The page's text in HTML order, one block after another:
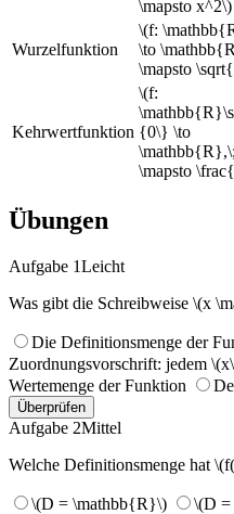
\mapsto x^2\)
Wurzelfunktion
\(f:
\to
\mapsto
Kehrwertfunktion
\(f:
{0\} \to
\mapsto
Übungen
Aufgabe 1Leicht
Was gibt die Schreibweise \(x
Die Definitionsmenge der
Zuordnungsvorschrift: jedem
Wertemenge der Funktion
Überprüfen
Aufgabe 2Mittel
Welche Definitionsmenge hat
\(D = \mathbb{R}\) \(D =